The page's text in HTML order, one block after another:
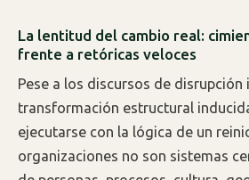
La lentitud del cambio real:
frente a retóricas veloces
Pese a los discursos de disrupción
transformación estructural
ejecutarse con la lógica de un
organizaciones no son sistemas